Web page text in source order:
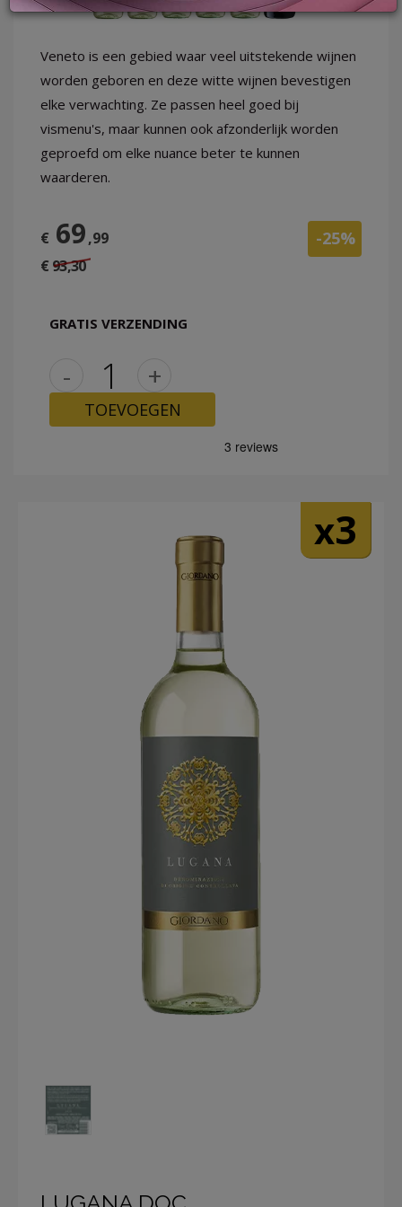
LOG
IN
Veneto is een gebied waar veel uitstekende wijnen
worden geboren en deze witte wijnen bevestigen
elke verwachting. Ze passen heel goed bij
vismenu's, maar kunnen ook afzonderlijk worden
geproefd om elke nuance beter te kunnen
waarderen.
€ 69,99 -25%
€ 93,30
GRATIS VERZENDING
- +
TOEVOEGEN
x3